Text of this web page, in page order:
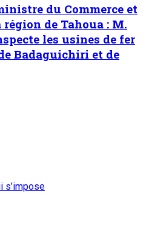
du Commerce et
de Tahoua : M.
les usines de fer
Badaguichiri et de
s’impose